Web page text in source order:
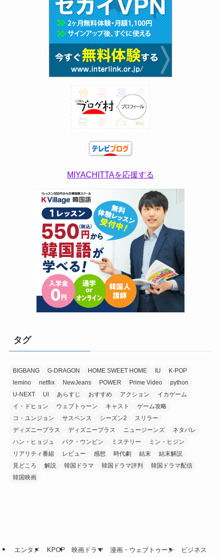
MIYACHITTAを応援する
タグ
BIGBANG G-DRAGON HOME SWEET HOME IU
K-POP
lemino
netflix NewJeans POWER Prime Video
python
U-NEXT
UI あらすじ おすすめ アクション
イカゲーム
イ・ドヒョン
ウェブトゥーン キャスト
ゲーム攻略
コ・ユンジョン
サスペンス シーズン2
スリラー
ディズニープラス
ディズニープラス ニュージーンズ
ネタバレ
ハン・ヒョジュ
パク・ウンビン ミステリー
ミン・ヒジン
リアリティ番組
レビュー 感想 時代劇 結末
結末解説
見どころ
解説 韓国ドラマ 韓国ドラマ評判
韓国ドラマ配信
韓国映画
エンタメ KPOP 映画ドラマ 漫画・ウェブトゥーン ビジネス